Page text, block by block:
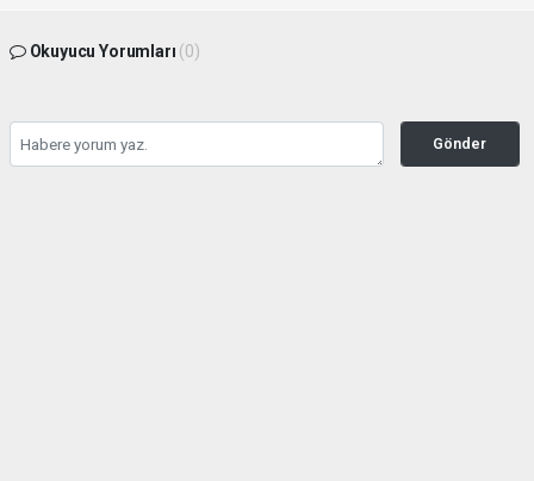
Okuyucu Yorumları (0)
Gönder